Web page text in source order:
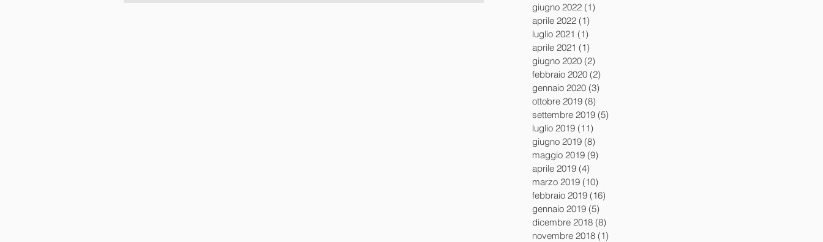
giugno 2022 (1)
aprile 2022 (1)
luglio 2021 (1)
aprile 2021 (1)
giugno 2020 (2)
febbraio 2020 (2)
gennaio 2020 (3)
ottobre 2019 (8)
settembre 2019 (5)
luglio 2019 (11)
giugno 2019 (8)
maggio 2019 (9)
aprile 2019 (4)
marzo 2019 (10)
febbraio 2019 (16)
gennaio 2019 (5)
dicembre 2018 (8)
novembre 2018 (1)